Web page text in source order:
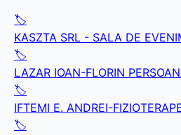
🏷️
KASZTA SRL - SALA DE
🏷️
LAZAR IOAN-FLORIN
🏷️
IFTEMI E. ANDREI-
🏷️